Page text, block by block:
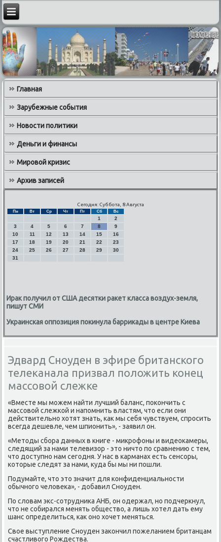
Главная
Зарубежные события
Новости политики
Деньги и финансы
Мировой кризис
Архив записей
Сегодня: Суббота, 8 Августа
Пн Вт Ср Чт Пт Сб Вс
1
2
3
4 5 6 7 8
9
10
11 12 13 14 15
16
17
18 19 20 21 22
23
24
25 26 27 28 29
30
31
Ирак получил от США десятки ракет класса воздух-земля,
пишут СМИ
Украинская оппозиция покинула баррикады в центре Киева
Эдвард Сноуден в эфире британского
телеканала призвал положить конец
массовой слежке
«Вместе мы можем найти лучший баланс, покончить с
массовой слежкой и напомнить властям, что если они
действительно хотят знать, как мы себя чувствуем, спросить
всегда дешевле, чем шпионить», - заявил он.
«Методы сбора данных в книге - микрофоны и видеокамеры,
следящий за нами телевизор - это ничто по сравнению с тем,
что доступно нам сегодня. У нас в карманах есть сенсоры,
которые следят за нами, куда бы мы ни пошли.
Подумайте, что это значит для конфиденциальности
обычного человека», - добавил Сноуден.
По словам экс-сотрудника АНБ, он одержал, но подчеркнул,
что не собирался менять общество, а лишь хотел дать ему
шанс определиться, как оно хочет меняться.
Свое выступление Сноуден закончил пожеланием британцам
счастливого Рождества.